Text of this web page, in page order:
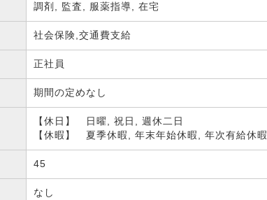
調剤, 監査, 服薬指導, 在宅
社会保険,交通費支給
正社員
期間の定めなし
【休日】 日曜, 祝日, 週休二日
【休暇】 夏季休暇, 年末年始休暇, 年次有給休暇
45
なし